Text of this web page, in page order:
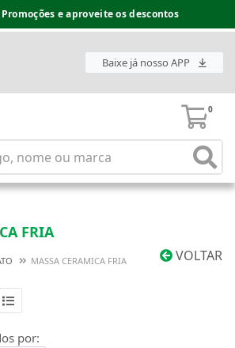
Promoções e aproveite os descontos
Baixe já nosso APP
0
FRIA
VOLTAR
MASSA CERAMICA FRIA
por: